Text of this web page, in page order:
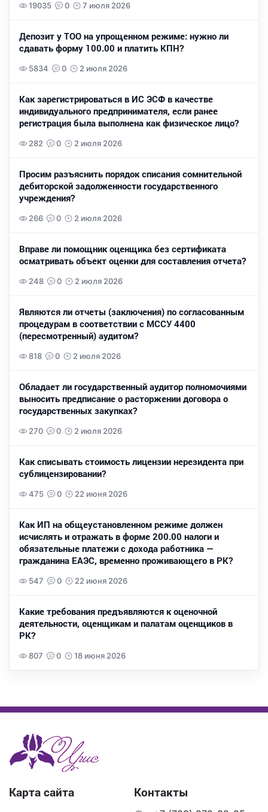
19035 0 7 июля 2026
Депозит у ТОО на упрощенном режиме: нужно ли
сдавать форму 100.00 и платить КПН?
5834 0 2 июля 2026
Как зарегистрироваться в ИС ЭСФ в качестве
индивидуального предпринимателя, если ранее
регистрация была выполнена как физическое лицо?
282 0 2 июля 2026
Просим разъяснить порядок списания сомнительной
дебиторской задолженности государственного
учреждения?
266 0 2 июля 2026
Вправе ли помощник оценщика без сертификата
осматривать объект оценки для составления отчета?
248 0 2 июля 2026
Являются ли отчеты (заключения) по согласованным
процедурам в соответствии с МССУ 4400
(пересмотренный) аудитом?
818 0 2 июля 2026
Обладает ли государственный аудитор полномочиями
выносить предписание о расторжении договора о
государственных закупках?
270 0 2 июля 2026
Как списывать стоимость лицензии нерезидента при
сублицензировании?
475 0 22 июня 2026
Как ИП на общеустановленном режиме должен
исчислять и отражать в форме 200.00 налоги и
обязательные платежи с дохода работника —
гражданина ЕАЭС, временно проживающего в РК?
547 0 22 июня 2026
Какие требования предъявляются к оценочной
деятельности, оценщикам и палатам оценщиков в
РК?
807 0 18 июня 2026
Карта сайта Контакты